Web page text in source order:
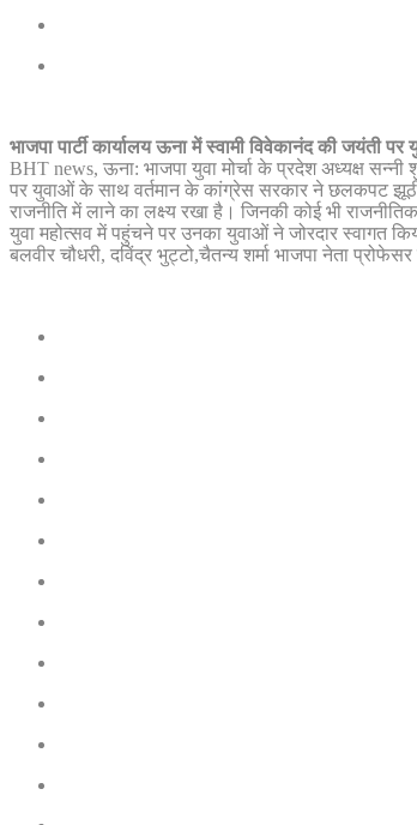
भाजपा पार्टी कार्यालय ऊना में स्वामी विवेकानंद की जयंती पर
BHT news, ऊना: भाजपा युवा मोर्चा के प्रदेश अध्यक्ष
पर युवाओं के साथ वर्तमान के कांग्रेस सरकार ने छलकपट झूठी
राजनीति में लाने का लक्ष्य रखा है। जिनकी कोई भी
युवा महोत्सव में पहुंचने पर उनका युवाओं ने जोरदार स्वागत
बलवीर चौधरी, दविंद्र भुट्टो,चैतन्य शर्मा भाजपा नेता